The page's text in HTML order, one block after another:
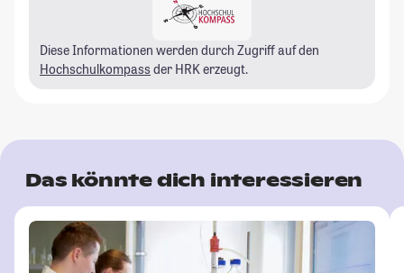
Diese Informationen werden durch Zugriff auf den
Hochschulkompass der HRK erzeugt.
Das könnte dich interessieren